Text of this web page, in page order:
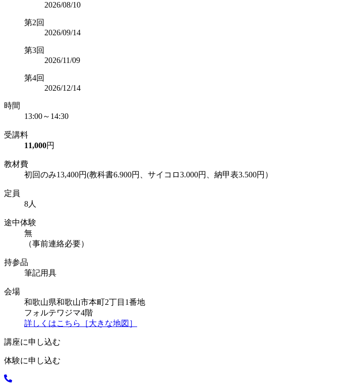
2026/08/10
第2回
2026/09/14
第3回
2026/11/09
第4回
2026/12/14
時間
13:00～14:30
受講料
11,000円
教材費
初回のみ13,400円(教科書6.900円、サイコロ3.000円、納甲表3.500円）
定員
8人
途中体験
無
（事前連絡必要）
持参品
筆記用具
会場
和歌山県和歌山市本町2丁目1番地
フォルテワジマ4階
詳しくはこちら［大きな地図］
講座に申し込む
体験に申し込む